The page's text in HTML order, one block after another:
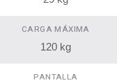
CARGA MÁXIMA
120 kg
PANTALLA